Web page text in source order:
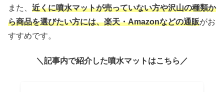
また、 近くに噴水マットが売っていない方や沢山の種類か
ら商品を選びたい方には、楽天・Amazonなどの通販がお
すすめです。
＼記事内で紹介した噴水マットはこちら／